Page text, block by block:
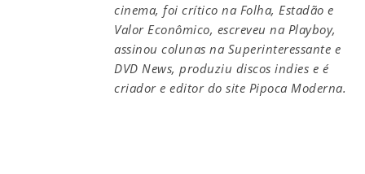
cinema, foi crítico na Folha, Estadão e
Valor Econômico, escreveu na Playboy,
assinou colunas na Superinteressante e
DVD News, produziu discos indies e é
criador e editor do site Pipoca Moderna.